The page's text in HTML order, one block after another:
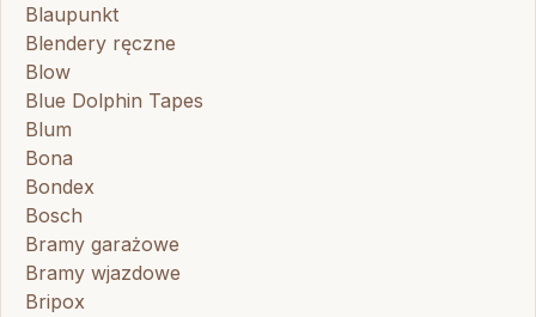
Blaupunkt
Blendery ręczne
Blow
Blue Dolphin Tapes
Blum
Bona
Bondex
Bosch
Bramy garażowe
Bramy wjazdowe
Bripox